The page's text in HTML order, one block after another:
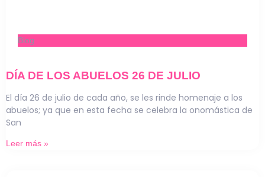
Blog
DÍA DE LOS ABUELOS 26 DE JULIO
El día 26 de julio de cada año, se les rinde homenaje a los
abuelos; ya que en esta fecha se celebra la onomástica de
San
Leer más »